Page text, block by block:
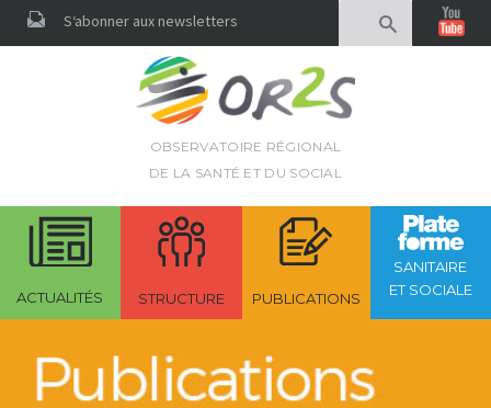
S‘abonner aux newsletters
OBSERVATOIRE RÉGIONAL
DE LA SANTÉ ET DU SOCIAL
ACTUALITÉS STRUCTURE PUBLICATIONS
SANITAIRE
ET SOCIALE